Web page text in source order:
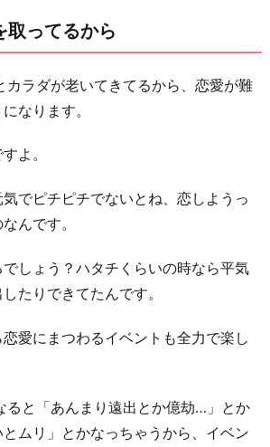
取ってるから
ラダが老いてきてるから、恋愛が難
なります。
よ。
でピチピチでないとね、恋しようっ
んです。
しょう？ハタチくらいの時なら平気
たりできてたんです。
愛にまつわるイベントも全力で楽し
ると「あんまり遠出とか億劫…」とか
とムリ」とかなっちゃうから、イベン